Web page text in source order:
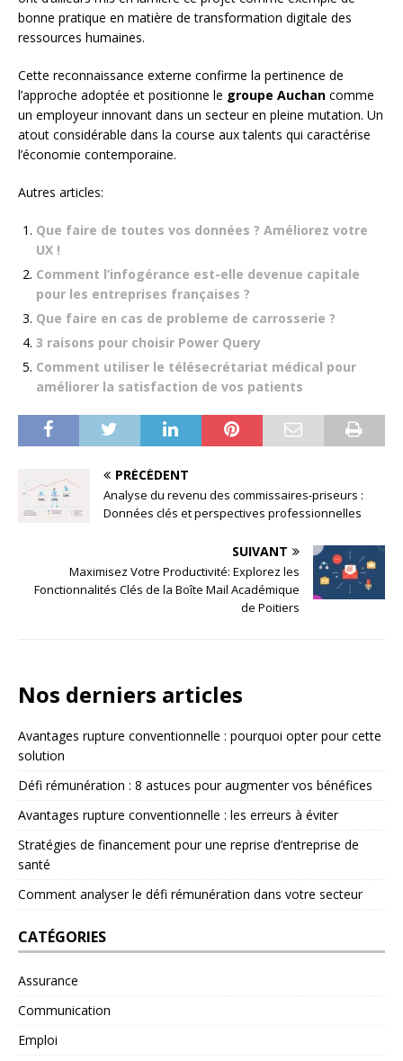
bonne pratique en matière de transformation digitale des
ressources humaines.
Cette reconnaissance externe confirme la pertinence de
l’approche adoptée et positionne le groupe Auchan comme
un employeur innovant dans un secteur en pleine mutation. Un
atout considérable dans la course aux talents qui caractérise
l’économie contemporaine.
Autres articles:
Que faire de toutes vos données ? Améliorez votre
UX !
Comment l’infogérance est-elle devenue capitale
pour les entreprises françaises ?
Que faire en cas de probleme de carrosserie ?
3 raisons pour choisir Power Query
Comment utiliser le télésecrétariat médical pour
améliorer la satisfaction de vos patients
PRÉCÉDENT
Analyse du revenu des commissaires-priseurs :
Données clés et perspectives professionnelles
SUIVANT
Maximisez Votre Productivité: Explorez les
Fonctionnalités Clés de la Boîte Mail Académique
de Poitiers
Nos derniers articles
Avantages rupture conventionnelle : pourquoi opter pour cette
solution
Défi rémunération : 8 astuces pour augmenter vos bénéfices
Avantages rupture conventionnelle : les erreurs à éviter
Stratégies de financement pour une reprise d’entreprise de
santé
Comment analyser le défi rémunération dans votre secteur
CATÉGORIES
Assurance
Communication
Emploi